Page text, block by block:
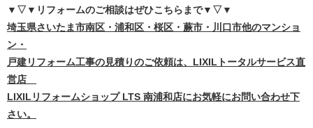
▼▽▼リフォームのご相談はぜひこちらまで▼▽▼
埼玉県さいたま市南区・浦和区・桜区・蕨市・川口市他のマンショ
ン・
戸建リフォーム工事の見積りのご依頼は、LIXILトータルサービス直
営店
LIXILリフォームショップ LTS 南浦和店にお気軽にお問い合わせ下
さい。